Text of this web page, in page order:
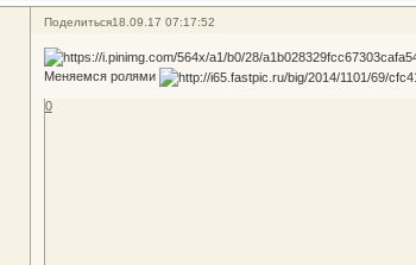
Поделиться18.09.17 07:17:52
Меняемся ролями
0